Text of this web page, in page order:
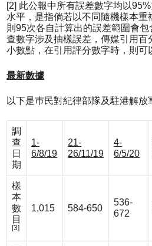
[2] 此公報中所有誤差數字均以
水平，是指倘若以不同隨機樣本重
則95次各自計算出的誤差範圍會
查數字涉及抽樣誤差，傳媒引用百
小數點，在引用評分數字時，則可
最新數據
以下是巿民對紀律部隊及駐港解放
調
查
日
期
1-
6/8/19
21-
26/11/19
4-
6/5/20
樣
本
數
目
[3]
1,015 584-650
536-
672